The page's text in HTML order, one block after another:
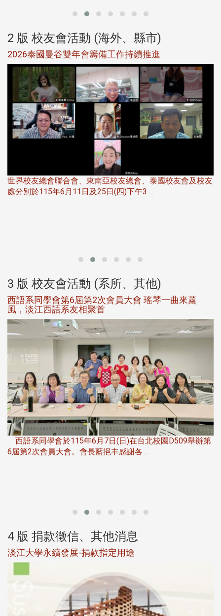
2 版 校友會活動 (海外、縣市)
2026泰國曼谷雙年會籌備工作持續推進
世界校友總會聯合會、東南亞校友總會、泰國校友會及校友
處分別於115年6月11日及25日(四)下午3 ...
3 版 校友會活動 (系所、其他)
西語系同學會第6屆第2次會員大會 瑤琴一曲來薰
風，淡江西語系友相聚首
西語系同學會於115年6月7日(日)在台北校園D509舉辦第
6屆第2次會員大會。會長藍挹丰感謝各 ...
4 版 捐款徵信、其他消息
淡江大學永續發展-捐款指定用途